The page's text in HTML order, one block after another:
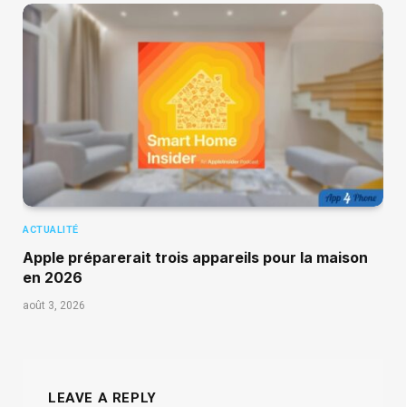
ACTUALITÉ
Apple préparerait trois appareils pour la maison
en 2026
août 3, 2026
LEAVE A REPLY